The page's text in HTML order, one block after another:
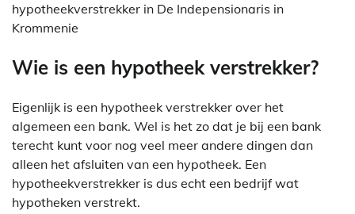
hypotheekverstrekker in De Indepensionaris in
Krommenie
Wie is een hypotheek verstrekker?
Eigenlijk is een hypotheek verstrekker over het
algemeen een bank. Wel is het zo dat je bij een bank
terecht kunt voor nog veel meer andere dingen dan
alleen het afsluiten van een hypotheek. Een
hypotheekverstrekker is dus echt een bedrijf wat
hypotheken verstrekt.